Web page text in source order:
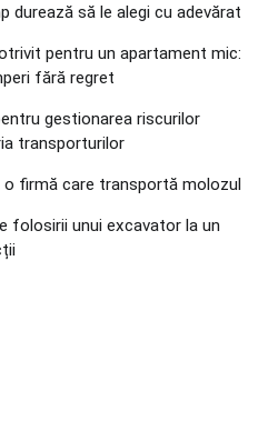
durează să le alegi cu adevărat
pentru un apartament mic:
fără regret
gestionarea riscurilor
transporturilor
firmă care transportă molozul
folosirii unui excavator la un